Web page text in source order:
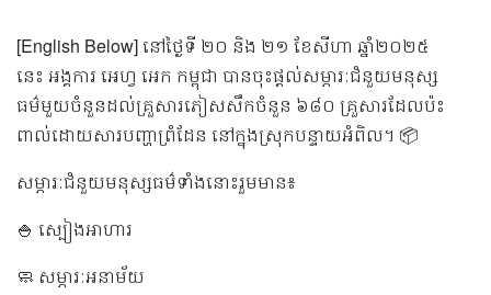
[English Below] នៅថ្ងៃទី ២០ និង ២១ ខែសីហា ឆ្នាំ២០២៥
នេះ អង្គការ អេហ្វ អេក កម្ពុជា បានចុះផ្តល់សម្ភារៈជំនួយមនុស្ស
ធម៌មួយចំនួនដល់គ្រួសារភៀសសឹកចំនួន ៦៨០ គ្រួសារដែលប៉ះ
ពាល់ដោយសារបញ្ហាព្រំដែន នៅក្នុងស្រុកបន្ទាយអំពិល។ 📦
សម្ភារៈជំនួយមនុស្សធម៌ទាំងនោះរួមមាន៖
🍚 ស្បៀងអាហារ
🧼 សម្ភារៈអនាម័យ